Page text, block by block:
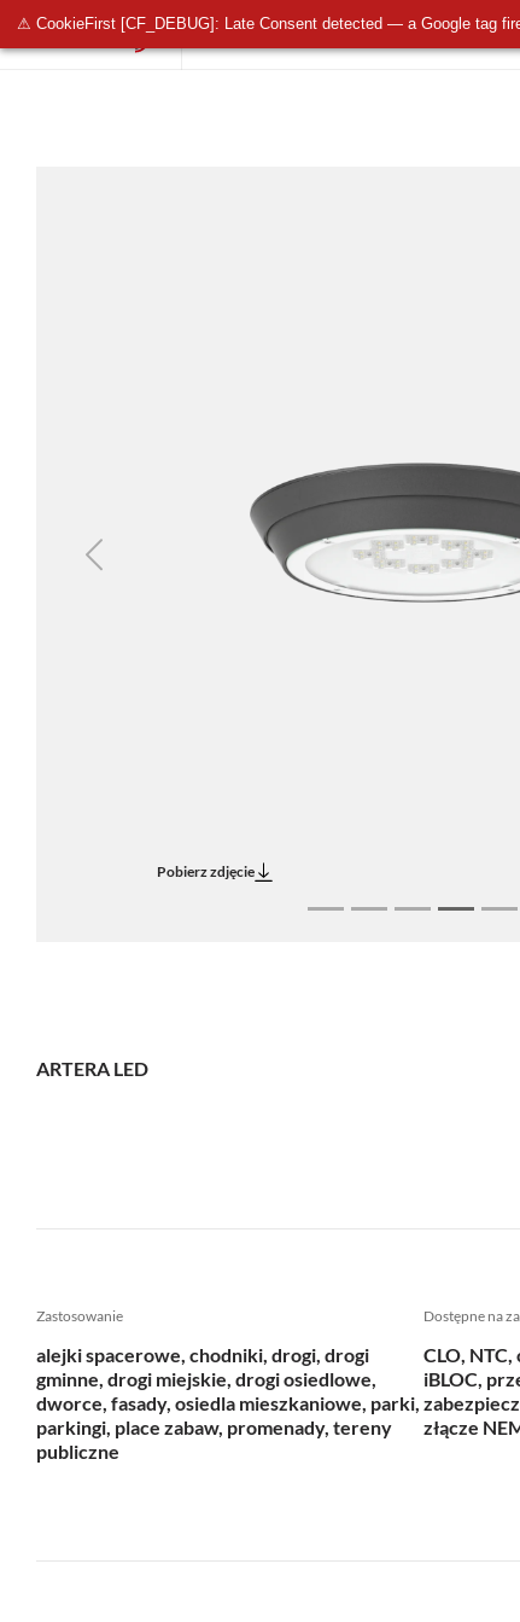
⚠ CookieFirst [CF_DEBUG]: Late Consent detected — a Google tag
Previous
Pobierz zdjęcie
ARTERA LED
Zastosowanie
alejki spacerowe, chodniki, drogi, drogi
gminne, drogi miejskie, drogi osiedlowe,
dworce, fasady, osiedla mieszkaniowe, parki,
parkingi, place zabaw, promenady, tereny
publiczne
Dostępne na
CLO,
iBLOC,
złącze